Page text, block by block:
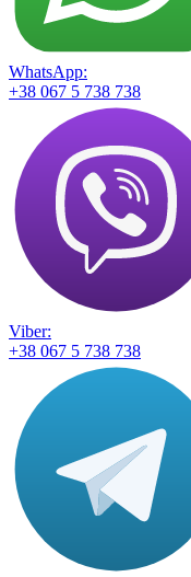
WhatsApp:
+38 067 5 738 738
Viber:
+38 067 5 738 738